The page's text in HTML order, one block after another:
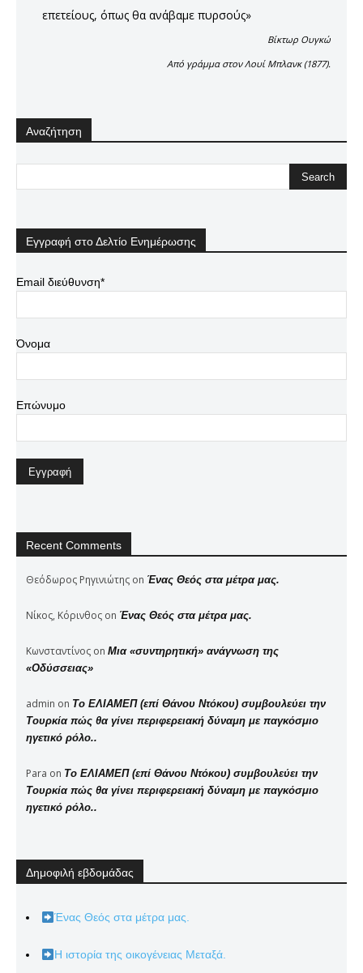
επετείους, όπως θα ανάβαμε πυρσούς»
Βίκτωρ Ουγκώ
Aπό γράμμα στον Λουί Μπλανκ (1877).
Αναζήτηση
Εγγραφή στο Δελτίο Ενημέρωσης
Email διεύθυνση*
Όνομα
Επώνυμο
Recent Comments
Θεόδωρος Ρηγινιώτης on Ένας Θεός στα μέτρα μας.
Νίκος, Κόρινθος on Ένας Θεός στα μέτρα μας.
Κωνσταντίνος on Μια «συντηρητική» ανάγνωση της
«Οδύσσειας»
admin on Το ΕΛΙΑΜΕΠ (επί Θάνου Ντόκου) συμβουλεύει την
Τουρκία πώς θα γίνει περιφερειακή δύναμη με παγκόσμιο
ηγετικό ρόλο..
Para on Το ΕΛΙΑΜΕΠ (επί Θάνου Ντόκου) συμβουλεύει την
Τουρκία πώς θα γίνει περιφερειακή δύναμη με παγκόσμιο
ηγετικό ρόλο..
Δημοφιλή εβδομάδας
Ένας Θεός στα μέτρα μας.
Η ιστορία της οικογένειας Μεταξά.